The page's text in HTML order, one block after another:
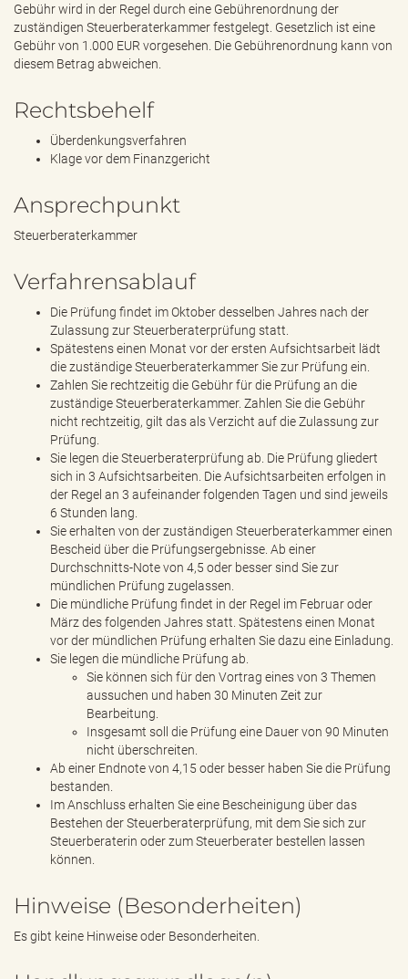
Gebühr wird in der Regel durch eine Gebührenordnung der
zuständigen Steuerberaterkammer festgelegt. Gesetzlich ist eine
Gebühr von 1.000 EUR vorgesehen. Die Gebührenordnung kann von
diesem Betrag abweichen.
Rechtsbehelf
Überdenkungsverfahren
Klage vor dem Finanzgericht
Ansprechpunkt
Steuerberaterkammer
Verfahrensablauf
Die Prüfung findet im Oktober desselben Jahres nach der
Zulassung zur Steuerberaterprüfung statt.
Spätestens einen Monat vor der ersten Aufsichtsarbeit lädt
die zuständige Steuerberaterkammer Sie zur Prüfung ein.
Zahlen Sie rechtzeitig die Gebühr für die Prüfung an die
zuständige Steuerberaterkammer. Zahlen Sie die Gebühr
nicht rechtzeitig, gilt das als Verzicht auf die Zulassung zur
Prüfung.
Sie legen die Steuerberaterprüfung ab. Die Prüfung gliedert
sich in 3 Aufsichtsarbeiten. Die Aufsichtsarbeiten erfolgen in
der Regel an 3 aufeinander folgenden Tagen und sind jeweils
6 Stunden lang.
Sie erhalten von der zuständigen Steuerberaterkammer einen
Bescheid über die Prüfungsergebnisse. Ab einer
Durchschnitts-Note von 4,5 oder besser sind Sie zur
mündlichen Prüfung zugelassen.
Die mündliche Prüfung findet in der Regel im Februar oder
März des folgenden Jahres statt. Spätestens einen Monat
vor der mündlichen Prüfung erhalten Sie dazu eine Einladung.
Sie legen die mündliche Prüfung ab.
Sie können sich für den Vortrag eines von 3 Themen
aussuchen und haben 30 Minuten Zeit zur
Bearbeitung.
Insgesamt soll die Prüfung eine Dauer von 90 Minuten
nicht überschreiten.
Ab einer Endnote von 4,15 oder besser haben Sie die Prüfung
bestanden.
Im Anschluss erhalten Sie eine Bescheinigung über das
Bestehen der Steuerberaterprüfung, mit dem Sie sich zur
Steuerberaterin oder zum Steuerberater bestellen lassen
können.
Hinweise (Besonderheiten)
Es gibt keine Hinweise oder Besonderheiten.